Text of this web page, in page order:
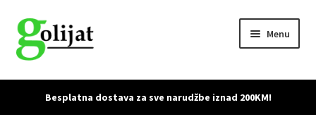
Skip
to
navigation
Skip
to
content
Menu
Početna
Accessories
Besplatna dostava za sve narudžbe iznad 200KM!